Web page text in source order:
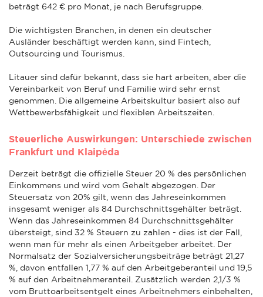
beträgt 642 € pro Monat, je nach Berufsgruppe.
Die wichtigsten Branchen, in denen ein deutscher
Ausländer beschäftigt werden kann, sind Fintech,
Outsourcing und Tourismus.
Litauer sind dafür bekannt, dass sie hart arbeiten, aber die
Vereinbarkeit von Beruf und Familie wird sehr ernst
genommen. Die allgemeine Arbeitskultur basiert also auf
Wettbewerbsfähigkeit und flexiblen Arbeitszeiten.
Steuerliche Auswirkungen: Unterschiede zwischen
Frankfurt und Klaipėda
Derzeit beträgt die offizielle Steuer 20 % des persönlichen
Einkommens und wird vom Gehalt abgezogen. Der
Steuersatz von 20% gilt, wenn das Jahreseinkommen
insgesamt weniger als 84 Durchschnittsgehälter beträgt.
Wenn das Jahreseinkommen 84 Durchschnittsgehälter
übersteigt, sind 32 % Steuern zu zahlen - dies ist der Fall,
wenn man für mehr als einen Arbeitgeber arbeitet. Der
Normalsatz der Sozialversicherungsbeiträge beträgt 21,27
%, davon entfallen 1,77 % auf den Arbeitgeberanteil und 19,5
% auf den Arbeitnehmeranteil. Zusätzlich werden 2,1/3 %
vom Bruttoarbeitsentgelt eines Arbeitnehmers einbehalten,